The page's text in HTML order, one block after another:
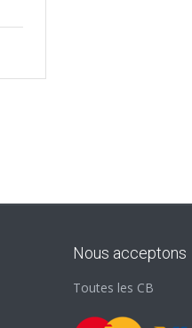
Nous acceptons
Toutes les CB